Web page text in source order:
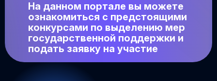
На данном портале вы можете
ознакомиться с предстоящими
конкурсами по выделению мер
государственной поддержки и
подать заявку на участие